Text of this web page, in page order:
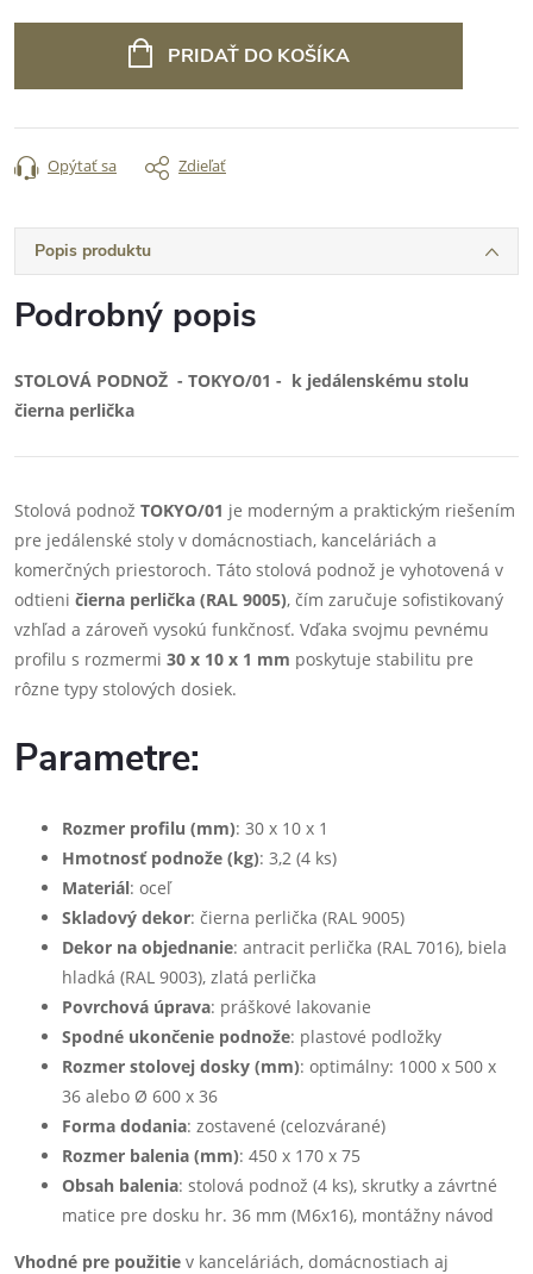
PRIDAŤ DO KOŠÍKA
Opýtať sa Zdieľať
Popis produktu
Podrobný popis
STOLOVÁ PODNOŽ - TOKYO/01 - k jedálenskému stolu
čierna perlička
Stolová podnož TOKYO/01 je moderným a praktickým riešením
pre jedálenské stoly v domácnostiach, kanceláriách a
komerčných priestoroch. Táto stolová podnož je vyhotovená v
odtieni čierna perlička (RAL 9005), čím zaručuje sofistikovaný
vzhľad a zároveň vysokú funkčnosť. Vďaka svojmu pevnému
profilu s rozmermi 30 x 10 x 1 mm poskytuje stabilitu pre
rôzne typy stolových dosiek.
Parametre:
Rozmer profilu (mm): 30 x 10 x 1
Hmotnosť podnože (kg): 3,2 (4 ks)
Materiál: oceľ
Skladový dekor: čierna perlička (RAL 9005)
Dekor na objednanie: antracit perlička (RAL 7016), biela
hladká (RAL 9003), zlatá perlička
Povrchová úprava: práškové lakovanie
Spodné ukončenie podnože: plastové podložky
Rozmer stolovej dosky (mm): optimálny: 1000 x 500 x
36 alebo Ø 600 x 36
Forma dodania: zostavené (celozvárané)
Rozmer balenia (mm): 450 x 170 x 75
Obsah balenia: stolová podnož (4 ks), skrutky a závrtné
matice pre dosku hr. 36 mm (M6x16), montážny návod
Vhodné pre použitie v kanceláriách, domácnostiach aj